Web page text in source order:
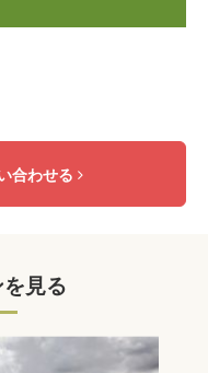
合わせる
見る